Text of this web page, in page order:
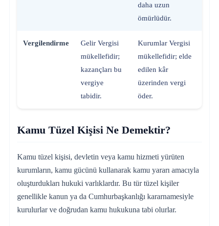
daha uzun
ömürlüdür.
Vergilendirme
Gelir Vergisi
mükellefidir;
kazançları bu
vergiye
tabidir.
Kurumlar Vergisi
mükellefidir; elde
edilen kâr
üzerinden vergi
öder.
Kamu Tüzel Kişisi Ne Demektir?
Kamu tüzel kişisi, devletin veya kamu hizmeti yürüten
kurumların, kamu gücünü kullanarak kamu yararı amacıyla
oluşturdukları hukuki varlıklardır. Bu tür tüzel kişiler
genellikle kanun ya da Cumhurbaşkanlığı kararnamesiyle
kurulurlar ve doğrudan kamu hukukuna tabi olurlar.